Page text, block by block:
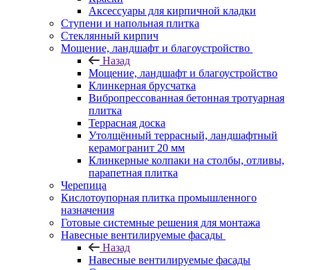
Аксессуары для кирпичной кладки
Ступени и напольная плитка
Cтеклянный кирпич
Мощение, ландшафт и благоустройство
Назад
Мощение, ландшафт и благоустройство
Клинкерная брусчатка
Вибропрессованная бетонная тротуарная
плитка
Террасная доска
Утолщённый террасный, ландшафтный
керамогранит 20 мм
Клинкерные колпаки на столбы, отливы,
парапетная плитка
Черепица
Кислотоупорная плитка промышленного
назначения
Готовые системные решения для монтажа
Навесные вентилируемые фасады
Назад
Навесные вентилируемые фасады